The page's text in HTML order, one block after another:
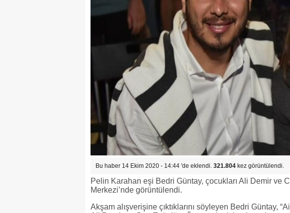
Bu haber 14 Ekim 2020 - 14:44 'de eklendi. 321.804 kez görüntülendi.
Pelin Karahan eşi Bedri Güntay, çocukları Ali Demir ve
Merkezi’nde görüntülendi.
Akşam alışverişine çıktıklarını söyleyen Bedri Güntay,